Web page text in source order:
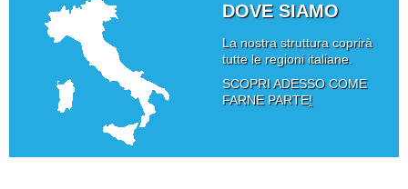
DOVE SIAMO
La nostra struttura coprirà
tutte le regioni italiane.
SCOPRI ADESSO COME
FARNE PARTE!